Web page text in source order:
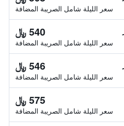
سعر الليلة شامل الصريبة المضافة
540 ﷼
سعر الليلة شامل الصريبة المضافة
546 ﷼
سعر الليلة شامل الصريبة المضافة
575 ﷼
سعر الليلة شامل الصريبة المضافة